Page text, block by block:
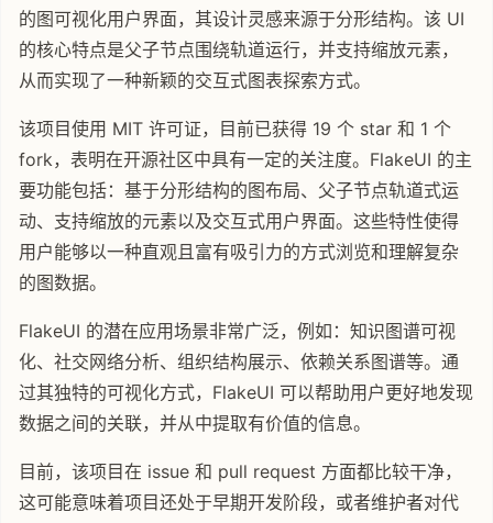
的图可视化用户界面，其设计灵感来源于分形结构。该 UI
的核心特点是父子节点围绕轨道运行，并支持缩放元素，
从而实现了一种新颖的交互式图表探索方式。
该项目使用 MIT 许可证，目前已获得 19 个 star 和 1 个
fork，表明在开源社区中具有一定的关注度。FlakeUI 的主
要功能包括：基于分形结构的图布局、父子节点轨道式运
动、支持缩放的元素以及交互式用户界面。这些特性使得
用户能够以一种直观且富有吸引力的方式浏览和理解复杂
的图数据。
FlakeUI 的潜在应用场景非常广泛，例如：知识图谱可视
化、社交网络分析、组织结构展示、依赖关系图谱等。通
过其独特的可视化方式，FlakeUI 可以帮助用户更好地发现
数据之间的关联，并从中提取有价值的信息。
目前，该项目在 issue 和 pull request 方面都比较干净，
这可能意味着项目还处于早期开发阶段，或者维护者对代